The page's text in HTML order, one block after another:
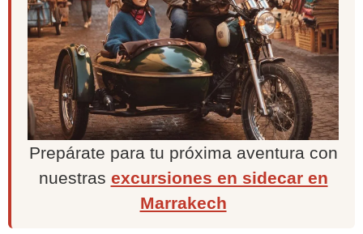
Prepárate para tu próxima aventura con
nuestras excursiones en sidecar en
Marrakech